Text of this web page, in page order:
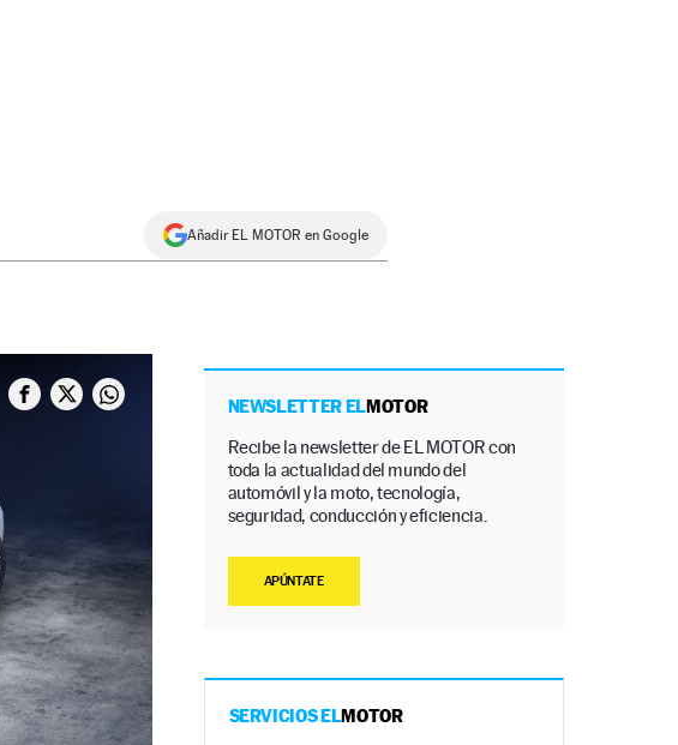
Añadir EL MOTOR en Google
NEWSLETTER ELMOTOR
Recibe la newsletter de EL MOTOR con
toda la actualidad del mundo del
automóvil y la moto, tecnología,
seguridad, conducción y eficiencia.
APÚNTATE
SERVICIOS ELMOTOR